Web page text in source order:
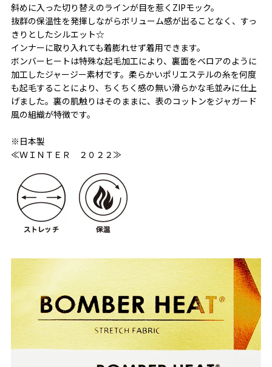
斜めに入った切り替えのラインが目を惹くZIPモック。
抜群の保温性を発揮しながらボリューム感が出ることなく、すっ
きりとしたシルエット☆
インナーに取り入れても着膨れせず着用できます。
ボンバーヒートは特殊な起毛加工により、裏面をベロアのように
加工したジャージー素材です。柔らかいポリエステルの糸を何度
も起毛することにより、ちくちく感の無い滑らかな毛並みに仕上
げました。裏の肌触りはそのままに、表のコットンをジャガード
風の組織が特徴です。
※日本製
≪ＷＩＮＴＥＲ ２０２２≫